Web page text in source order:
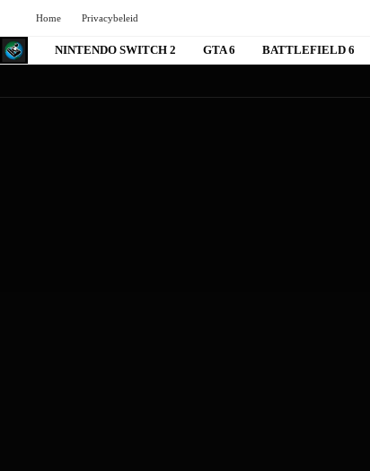
Home Privacybeleid
NINTENDO SWITCH 2 GTA 6 BATTLEFIELD 6